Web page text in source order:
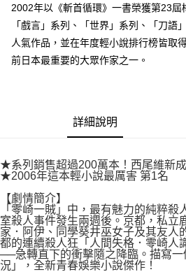
後付繳納相關費用。
※ 交易是否成功請以「AFTEE先享後付 」之
是否繳費成功／繳費後需取消欲退款等相關
權轉讓予恩沛科技股份有限公司。
２．關於個人資料處理事宜，請瀏覽以下網址
https://aftee.tw/terms/#terms3
「AFTEE先享後付」，若未經同意申辦者引
任。
４．使用「AFTEE先享後付」時，將依據個
時審查核予不同之上限額度；若仍有額度不
請求用戶進行身份認證。
５．嚴禁一人註冊多個帳號或使用他人資訊
恩沛科技股份有限公司將有權停止該用戶之
付款後萊爾富取貨
每筆NT$80，滿NT$500(含以上)免運費
付款後7-11取貨
每筆NT$80，滿NT$500(含以上)免運費
宅配
每筆NT$100，滿NT$800(含以上)免運費
國家/地區配送
2002年以《斬首循環》一書榮獲第23屆
「戲言」系列、「世界」系列、「刀語
人氣作品，並在年度輕小說排行榜皆取
前日本最重要的大眾作家之一。
詳細說明
★系列銷售超過200萬本！西尾維新
★2006年這本輕小說最厲害 第1名
【劇情簡介】
「零崎一賊」中，最有魅力的純粹殺
室殺人事件發生兩週後。京都，私立
家．阿伊、同學葵井巫女子及其友人
都的連續殺人狂「人間失格．零崎人
──急轉直下的衝擊隨之降臨。描寫
況」，全新青春娛樂小說傑作！